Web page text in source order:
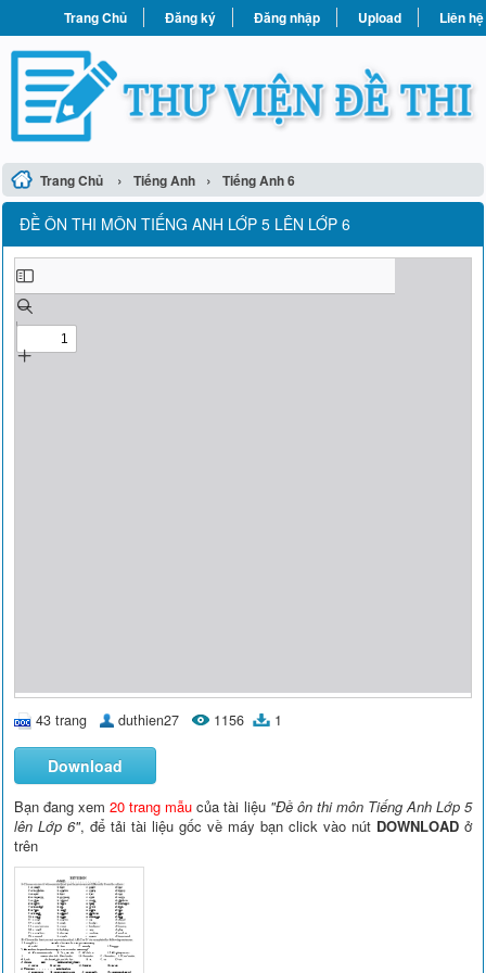
Trang Chủ Đăng ký Đăng nhập Upload Liên hệ
Trang Chủ › Tiếng Anh › Tiếng Anh 6
ĐỀ ÔN THI MÔN TIẾNG ANH LỚP 5 LÊN LỚP 6
43 trang duthien27 1156 1
Download
Bạn đang xem20 trang mẫu của tài liệu "Đề ôn thi môn Tiếng Anh Lớp 5
lên Lớp 6", để tải tài liệu gốc về máy bạn click vào nút DOWNLOADở
trên